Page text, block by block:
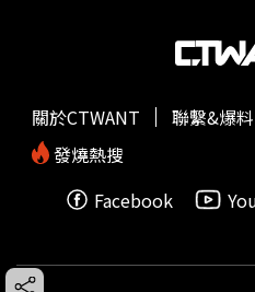
關於CTWANT 聯繫&爆料
發燒熱搜
Facebook